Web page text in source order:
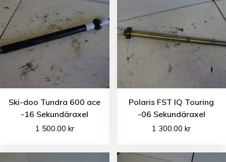
Ski-doo Tundra 600 ace
-16 Sekundäraxel
1 500.00 kr
Polaris FST IQ Touring
-06 Sekundäraxel
1 300.00kr